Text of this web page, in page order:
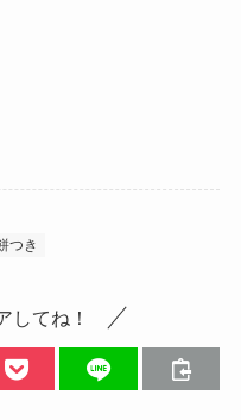
つき
してね！